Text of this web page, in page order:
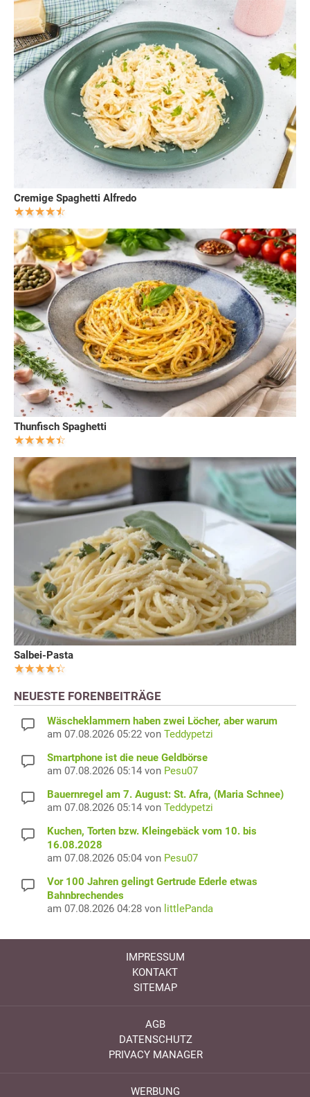
Cremige Spaghetti Alfredo
Thunfisch Spaghetti
Salbei-Pasta
NEUESTE FORENBEITRÄGE
Wäscheklammern haben zwei Löcher, aber warum
am 07.08.2026 05:22 von Teddypetzi
Smartphone ist die neue Geldbörse
am 07.08.2026 05:14 von Pesu07
Bauernregel am 7. August: St. Afra, (Maria Schnee)
am 07.08.2026 05:14 von Teddypetzi
Kuchen, Torten bzw. Kleingebäck vom 10. bis
16.08.2028
am 07.08.2026 05:04 von Pesu07
Vor 100 Jahren gelingt Gertrude Ederle etwas
Bahnbrechendes
am 07.08.2026 04:28 von littlePanda
IMPRESSUM
KONTAKT
SITEMAP
AGB
DATENSCHUTZ
PRIVACY MANAGER
WERBUNG